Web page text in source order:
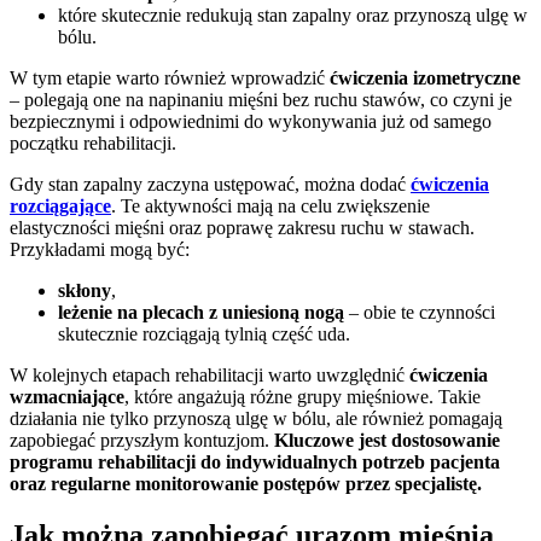
które skutecznie redukują stan zapalny oraz przynoszą ulgę w
bólu.
W tym etapie warto również wprowadzić ćwiczenia izometryczne
– polegają one na napinaniu mięśni bez ruchu stawów, co czyni je
bezpiecznymi i odpowiednimi do wykonywania już od samego
początku rehabilitacji.
Gdy stan zapalny zaczyna ustępować, można dodać ćwiczenia
rozciągające. Te aktywności mają na celu zwiększenie
elastyczności mięśni oraz poprawę zakresu ruchu w stawach.
Przykładami mogą być:
skłony,
leżenie na plecach z uniesioną nogą – obie te czynności
skutecznie rozciągają tylnią część uda.
W kolejnych etapach rehabilitacji warto uwzględnić ćwiczenia
wzmacniające, które angażują różne grupy mięśniowe. Takie
działania nie tylko przynoszą ulgę w bólu, ale również pomagają
zapobiegać przyszłym kontuzjom. Kluczowe jest dostosowanie
programu rehabilitacji do indywidualnych potrzeb pacjenta
oraz regularne monitorowanie postępów przez specjalistę.
Jak można zapobiegać urazom mięśnia